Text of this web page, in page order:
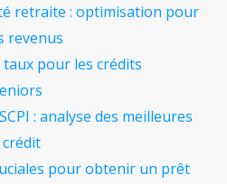
retraite : optimisation pour
revenus
pour les crédits
: analyse des meilleures
pour obtenir un prêt